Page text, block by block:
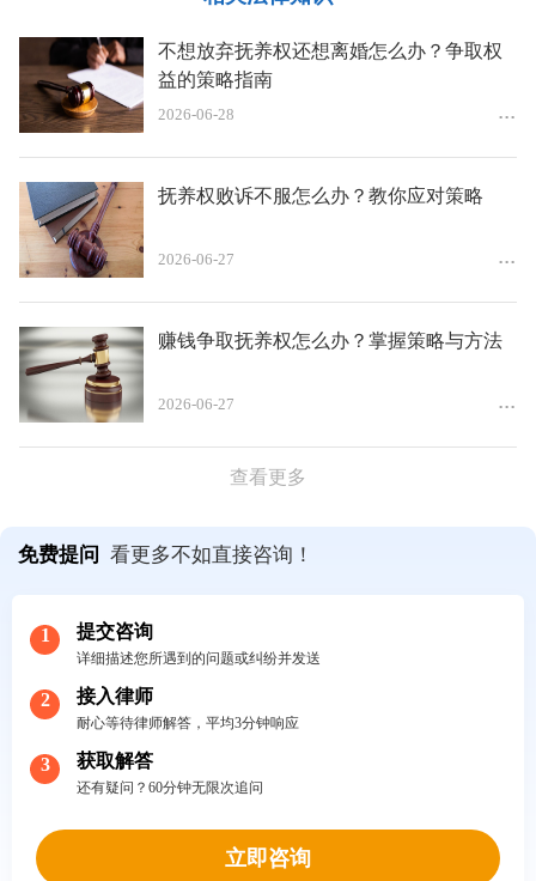
不想放弃抚养权还想离婚怎么办？争取权
益的策略指南
2026-06-28
抚养权败诉不服怎么办？教你应对策略
2026-06-27
赚钱争取抚养权怎么办？掌握策略与方法
2026-06-27
查看更多
免费提问 看更多不如直接咨询！
1 提交咨询
详细描述您所遇到的问题或纠纷并发送
2 接入律师
耐心等待律师解答，平均3分钟响应
3 获取解答
还有疑问？60分钟无限次追问
立即咨询